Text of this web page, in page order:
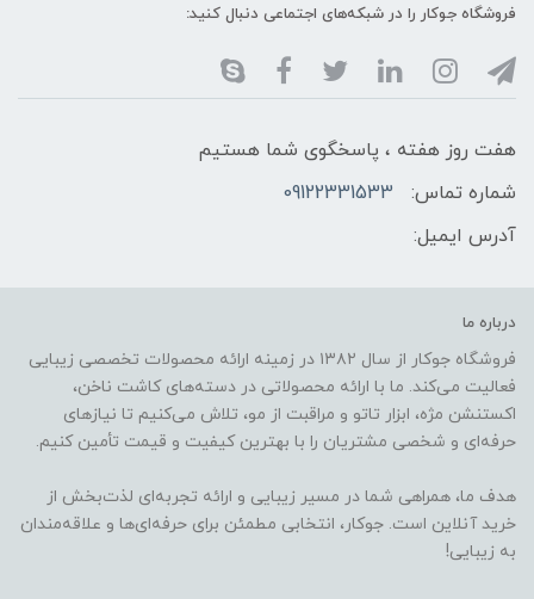
فروشگاه جوکار را در شبکه‌های اجتماعی دنبال کنید:
هفت روز هفته ، پاسخگوی شما هستیم
شماره تماس:
09122331533
آدرس ایمیل:
درباره ما
فروشگاه جوکار از سال ۱۳۸۲ در زمینه ارائه محصولات تخصصی زیبایی
فعالیت می‌کند. ما با ارائه محصولاتی در دسته‌های کاشت ناخن،
اکستنشن مژه، ابزار تاتو و مراقبت از مو، تلاش می‌کنیم تا نیازهای
حرفه‌ای و شخصی مشتریان را با بهترین کیفیت و قیمت تأمین کنیم.
هدف ما، همراهی شما در مسیر زیبایی و ارائه تجربه‌ای لذت‌بخش از
خرید آنلاین است. جوکار، انتخابی مطمئن برای حرفه‌ای‌ها و علاقه‌مندان
به زیبایی!